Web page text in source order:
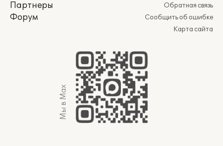
Партнеры
Форум
Обратная связь
Сообщить об ошибке
Карта сайта
Мы в Max